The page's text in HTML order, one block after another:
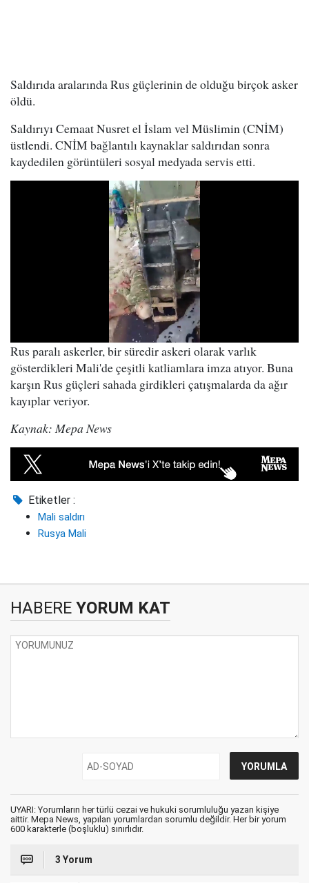
Saldırıda aralarında Rus güçlerinin de olduğu birçok asker
öldü.
Saldırıyı Cemaat Nusret el İslam vel Müslimin (CNİM)
üstlendi. CNİM bağlantılı kaynaklar saldırıdan sonra
kaydedilen görüntüleri sosyal medyada servis etti.
Rus paralı askerler, bir süredir askeri olarak varlık
gösterdikleri Mali'de çeşitli katliamlara imza atıyor. Buna
karşın Rus güçleri sahada girdikleri çatışmalarda da ağır
kayıplar veriyor.
Kaynak: Mepa News
Etiketler :
Mali saldırı
Rusya Mali
HABERE YORUM KAT
UYARI: Yorumların her türlü cezai ve hukuki sorumluluğu yazan kişiye
aittir. Mepa News, yapılan yorumlardan sorumlu değildir. Her bir yorum
600 karakterle (boşluklu) sınırlıdır.
3 Yorum